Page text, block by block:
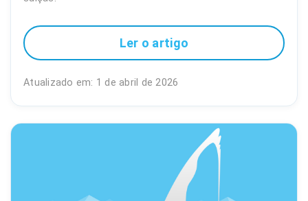
Ler o artigo
Atualizado em: 1 de abril de 2026